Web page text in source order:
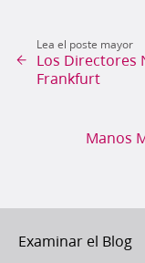
Lea el poste mayor
Los Directores
Frankfurt
Manos
Examinar el Blog